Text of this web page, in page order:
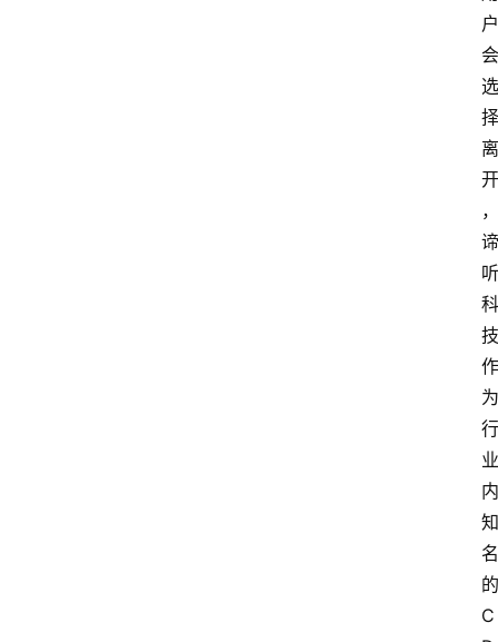
户
会
选
择
离
开
，
谛
听
科
技
作
为
行
业
内
知
名
的
C